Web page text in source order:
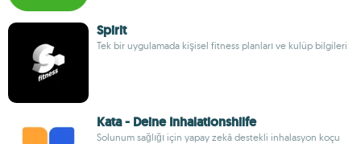
Spirit
Tek bir uygulamada kişisel fitness planları ve kulüp bilgileri
Kata - Deine Inhalationshilfe
Solunum sağlığı için yapay zekâ destekli inhalasyon koçu